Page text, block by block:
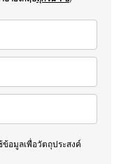
อมูลเพื่อวัตถุประสงค์